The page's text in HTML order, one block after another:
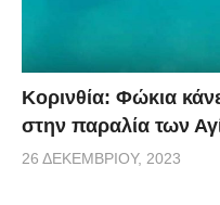
Κορινθία: Φώκια
στην παραλία των
26 ΔΕΚΕΜΒΡΊΟΥ, 2023